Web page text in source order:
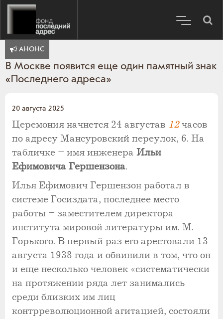
АНОНС
В Москве появится еще один памятный знак
«Последнего адреса»
20 августа 2025
Церемония начнется 24 августав 12часов
по адресу Мансуровский переулок, 6. На
табличке – имя инженера Ильи
Ефимовича Гершензона.
Илья Ефимович Гершензон работал в
системе Госиздата, последнее место
работы – заместителем директора
института мировой литературы им. М.
Горького. В первый раз его арестовали 13
августа 1938 года и обвинили в том, что он
и еще несколько человек «систематически
на протяжении ряда лет занимались
среди близких им лиц
контрреволюционной агитацией, состояли